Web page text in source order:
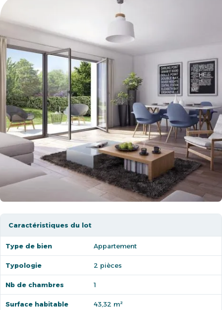
Caractéristiques du lot
Type de bien Appartement
Typologie 2 pièces
Nb de chambres 1
Surface habitable 43,32 m²